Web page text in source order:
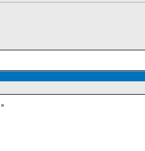
»